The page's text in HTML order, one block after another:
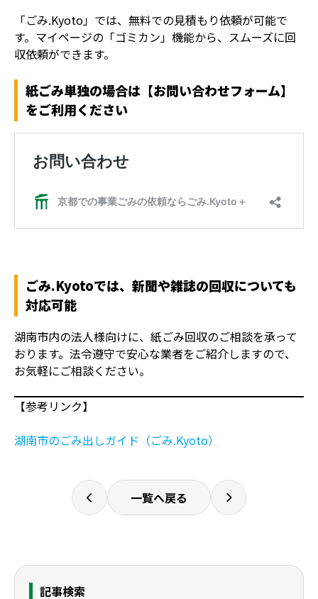
「ごみ.Kyoto」では、無料での見積もり依頼が可能で
す。マイページの「ゴミカン」機能から、スムーズに回
収依頼ができます。
紙ごみ単独の場合は【お問い合わせフォーム】
をご利用ください
ごみ.Kyotoでは、新聞や雑誌の回収についても
対応可能
湖南市内の法人様向けに、紙ごみ回収のご相談を承って
おります。法令遵守で安心な業者をご紹介しますので、
お気軽にご相談ください。
【参考リンク】
湖南市のごみ出しガイド（ごみ.Kyoto）
一覧へ戻る
記事検索